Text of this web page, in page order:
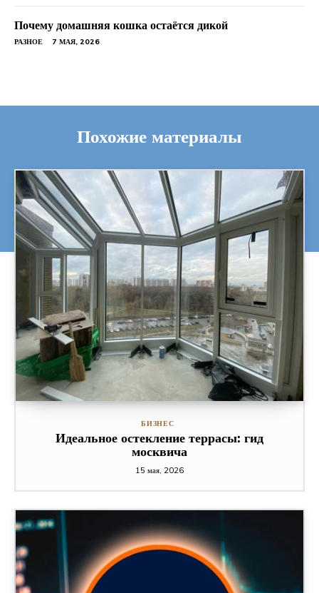
Почему домашняя кошка остаётся дикой
РАЗНОЕ 7 МАЯ, 2026
Похожие материалы
БИЗНЕС
Идеальное остекление террасы: гид
москвича
15 мая, 2026